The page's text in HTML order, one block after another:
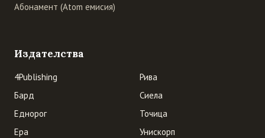
Абонамент (Atom емисия)
Издателства
4Publishing
Бард
Еднорог
Ера
Рива
Сиела
Точица
Унискорп